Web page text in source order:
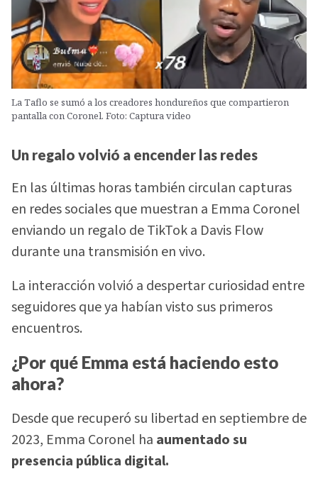
La Taflo se sumó a los creadores hondureños que compartieron
pantalla con Coronel. Foto: Captura video
Un regalo volvió a encender las redes
En las últimas horas también circulan capturas
en redes sociales que muestran a Emma Coronel
enviando un regalo de TikTok a Davis Flow
durante una transmisión en vivo.
La interacción volvió a despertar curiosidad entre
seguidores que ya habían visto sus primeros
encuentros.
¿Por qué Emma está haciendo esto
ahora?
Desde que recuperó su libertad en septiembre de
2023, Emma Coronel ha aumentado su
presencia pública digital.